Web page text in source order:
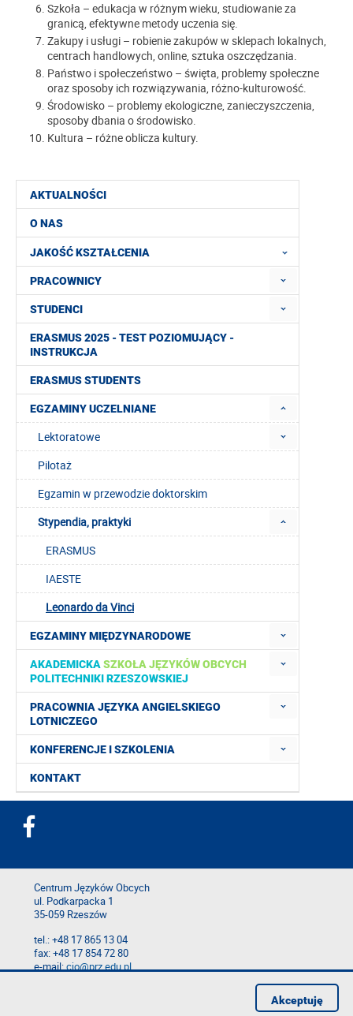
AKTUALNOŚCI
O NAS
JAKOŚĆ KSZTAŁCENIA
PRACOWNICY
STUDENCI
ERASMUS 2025 - TEST POZIOMUJĄCY -
INSTRUKCJA
ERASMUS STUDENTS
EGZAMINY UCZELNIANE
Lektoratowe
Pilotaż
Egzamin w przewodzie doktorskim
Stypendia, praktyki
ERASMUS
IAESTE
Leonardo da Vinci
EGZAMINY MIĘDZYNARODOWE
AKADEMICKA SZKOŁA JĘZYKÓW OBCYCH
POLITECHNIKI RZESZOWSKIEJ
PRACOWNIA JĘZYKA ANGIELSKIEGO
LOTNICZEGO
KONFERENCJE I SZKOLENIA
KONTAKT
Szkoła – edukacja w różnym wieku, studiowanie za
granicą, efektywne metody uczenia się.
Zakupy i usługi – robienie zakupów w sklepach lokalnych,
centrach handlowych, online, sztuka oszczędzania.
Państwo i społeczeństwo – święta, problemy społeczne
oraz sposoby ich rozwiązywania, różno-kulturowość.
Środowisko – problemy ekologiczne, zanieczyszczenia,
sposoby dbania o środowisko.
Kultura – różne oblicza kultury.
Centrum Języków Obcych
ul. Podkarpacka 1
35-059 Rzeszów
tel.: +48 17 865 13 04
fax: +48 17 854 72 80
e-mail:cjo@prz.edu.pl
Akceptuję